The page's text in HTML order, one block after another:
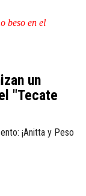
un
"Tecate
¡Anitta y Peso